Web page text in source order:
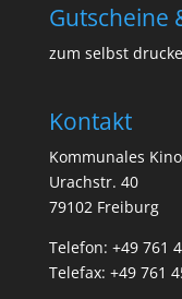
Gutscheine
zum selbst
Kontakt
Kommunales
Urachstr. 40
79102 Freiburg
Telefon: +49 761
Telefax: +49 761